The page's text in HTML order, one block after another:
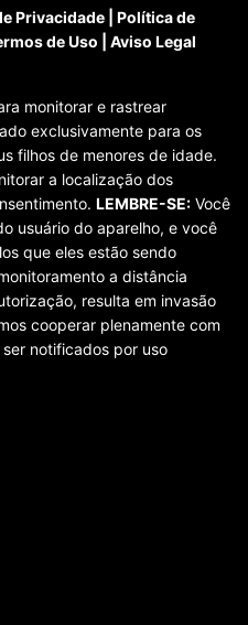
Privacidade
Política de
de Uso Aviso Legal
monitorar e rastrear
exclusivamente para os
filhos de menores de idade.
a localização dos
LEMBRE-SE: Você
usuário do aparelho, e você
que eles estão sendo
a distância
resulta em invasão
cooperar plenamente com
notificados por uso